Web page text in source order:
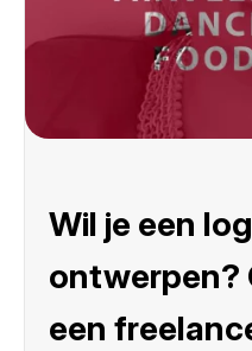
Wil je een
ontwerpen?
een